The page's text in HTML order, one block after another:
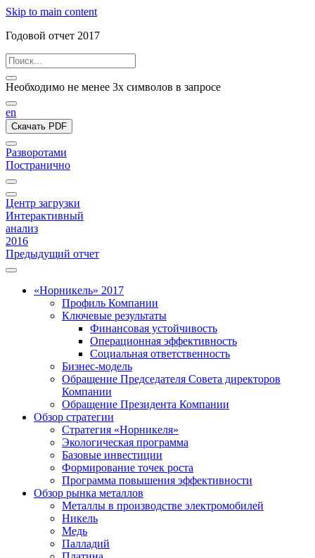
Skip to main content
Годовой отчет 2017
Необходимо не менее 3х символов в запросе
en
Скачать PDF
Разворотами
Постранично
Центр загрузки
Интерактивный
анализ
2016
Предыдущий отчет
«Норникель» 2017
Профиль Компании
Ключевые результаты
Финансовая устойчивость
Операционная эффективность
Социальная ответственность
Бизнес-модель
Обращение Председателя Совета директоров
Компании
Обращение Президента Компании
Обзор стратегии
Стратегия «Норникеля»
Экологическая программа
Базовые инвестиции
Формирование точек роста
Программа повышения эффективности
Обзор рынка металлов
Металлы в производстве электромобилей
Никель
Медь
Палладий